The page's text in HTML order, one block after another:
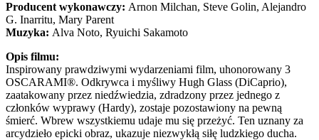
Producent wykonawczy: Arnon Milchan, Steve Golin, Alejandro
G. Inarritu, Mary Parent
Muzyka: Alva Noto, Ryuichi Sakamoto
Opis filmu:
Inspirowany prawdziwymi wydarzeniami film, uhonorowany 3
OSCARAMI®. Odkrywca i myśliwy Hugh Glass (DiCaprio),
zaatakowany przez niedźwiedzia, zdradzony przez jednego z
członków wyprawy (Hardy), zostaje pozostawiony na pewną
śmierć. Wbrew wszystkiemu udaje mu się przeżyć. Ten uznany za
arcydzieło epicki obraz, ukazuje niezwykłą siłę ludzkiego ducha.